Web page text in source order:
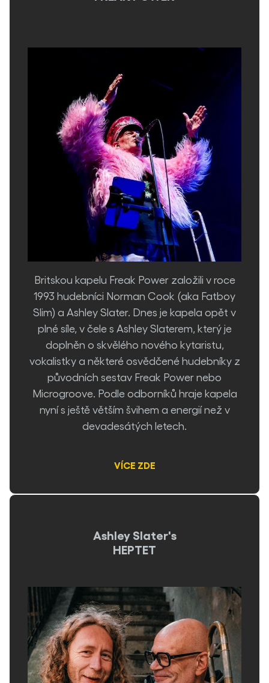
Britskou kapelu Freak Power založili v roce
1993 hudebníci Norman Cook (aka Fatboy
Slim) a Ashley Slater. Dnes je kapela opět v
plné síle, v čele s Ashley Slaterem, který je
doplněn o skvělého nového kytaristu,
vokalistky a některé osvědčené hudebníky z
původních sestav Freak Power nebo
Microgroove. Podle odborníků hraje kapela
nyní s ještě větším švihem a energií než v
devadesátých letech.
VÍCE ZDE
Ashley Slater's
HEPTET